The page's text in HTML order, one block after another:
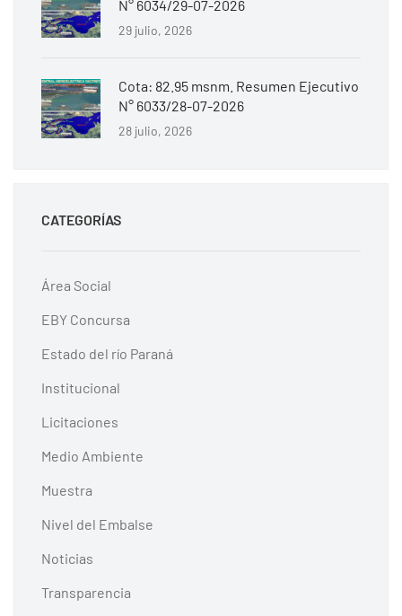
N° 6034/29-07-2026
29 julio, 2026
Cota: 82.95 msnm. Resumen Ejecutivo
N° 6033/28-07-2026
28 julio, 2026
CATEGORÍAS
Área Social
EBY Concursa
Estado del río Paraná
Institucional
Licitaciones
Medio Ambiente
Muestra
Nivel del Embalse
Noticias
Transparencia